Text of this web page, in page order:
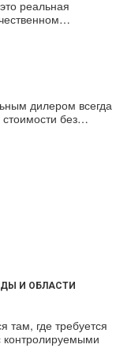
реальная
дилером всегда
без…
И ОБЛАСТИ
там, где требуется
контролируемыми